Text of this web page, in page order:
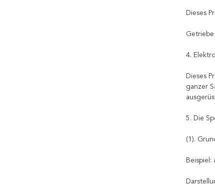
Dieses
4.
Dieses
ganzer
5. Die
(1).
Beispiel: